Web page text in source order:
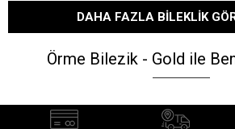
DAHA FAZLA BILEKLIK
Örme Bilezik - Gold ile